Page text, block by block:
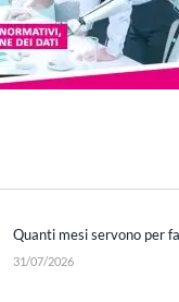
Quanti mesi servono per
31/07/2026